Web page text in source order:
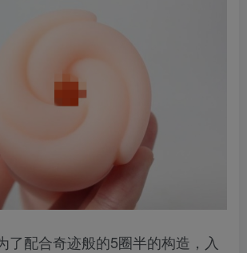
了配合奇迹般的5圈半的构造，入